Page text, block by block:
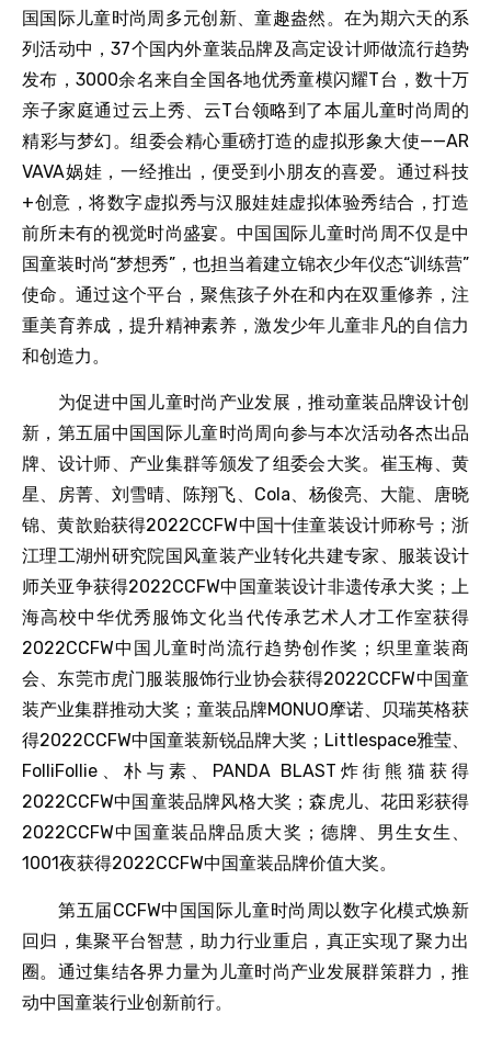
国国际儿童时尚周多元创新、童趣盎然。在为期六天的系
列活动中，37个国内外童装品牌及高定设计师做流行趋势
发布，3000余名来自全国各地优秀童模闪耀T台，数十万
亲子家庭通过云上秀、云T台领略到了本届儿童时尚周的
精彩与梦幻。组委会精心重磅打造的虚拟形象大使——AR
VAVA娲娃，一经推出，便受到小朋友的喜爱。通过科技
+创意，将数字虚拟秀与汉服娃娃虚拟体验秀结合，打造
前所未有的视觉时尚盛宴。中国国际儿童时尚周不仅是中
国童装时尚“梦想秀”，也担当着建立锦衣少年仪态“训练营”
使命。通过这个平台，聚焦孩子外在和内在双重修养，注
重美育养成，提升精神素养，激发少年儿童非凡的自信力
和创造力。
为促进中国儿童时尚产业发展，推动童装品牌设计创
新，第五届中国国际儿童时尚周向参与本次活动各杰出品
牌、设计师、产业集群等颁发了组委会大奖。崔玉梅、黄
星、房菁、刘雪晴、陈翔飞、Cola、杨俊亮、大龍、唐晓
锦、黄歆贻获得2022CCFW中国十佳童装设计师称号；浙
江理工湖州研究院国风童装产业转化共建专家、服装设计
师关亚争获得2022CCFW中国童装设计非遗传承大奖；上
海高校中华优秀服饰文化当代传承艺术人才工作室获得
2022CCFW中国儿童时尚流行趋势创作奖；织里童装商
会、东莞市虎门服装服饰行业协会获得2022CCFW中国童
装产业集群推动大奖；童装品牌MONUO摩诺、贝瑞英格获
得2022CCFW中国童装新锐品牌大奖；Littlespace雅莹、
FolliFollie、朴与素、PANDA BLAST炸街熊猫获得
2022CCFW中国童装品牌风格大奖；森虎儿、花田彩获得
2022CCFW中国童装品牌品质大奖；德牌、男生女生、
1001夜获得2022CCFW中国童装品牌价值大奖。
第五届CCFW中国国际儿童时尚周以数字化模式焕新
回归，集聚平台智慧，助力行业重启，真正实现了聚力出
圈。通过集结各界力量为儿童时尚产业发展群策群力，推
动中国童装行业创新前行。